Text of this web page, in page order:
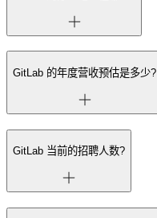
GitLab 的年度营收预估是多少?
GitLab 当前的招聘人数?